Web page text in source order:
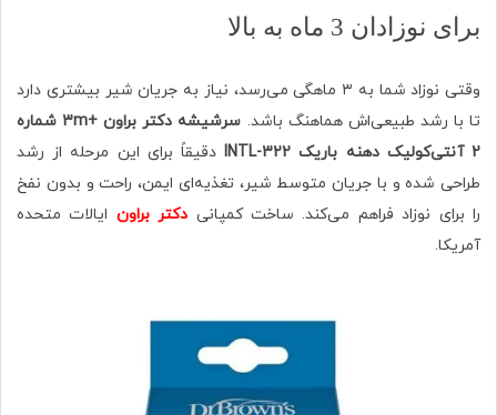
برای نوزادان 3 ماه به بالا
وقتی نوزاد شما به ۳ ماهگی می‌رسد، نیاز به جریان شیر بیشتری دارد
تا با رشد طبیعی‌اش هماهنگ باشد.
سرشیشه دکتر براون +3m شماره
2 آنتی‌کولیک دهنه باریک 322-INTL
دقیقاً برای این مرحله از رشد
طراحی شده و با جریان متوسط شیر، تغذیه‌ای ایمن، راحت و بدون نفخ
را برای نوزاد فراهم می‌کند. ساخت کمپانی دکتر براون ایالات متحده
آمریکا.